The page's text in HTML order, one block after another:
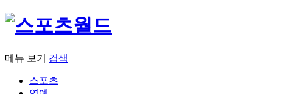
메뉴 보기 검색
스포츠